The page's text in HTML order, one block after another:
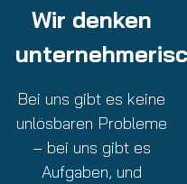
Wir denken
Bei uns gibt es keine
unlösbaren Probleme
– bei uns gibt es
Aufgaben, und